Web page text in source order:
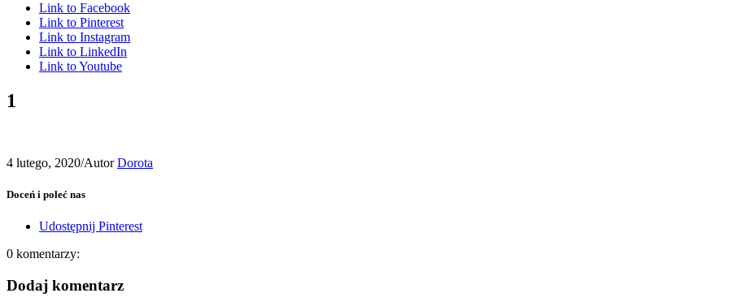
Link to Facebook
Link to Pinterest
Link to Instagram
Link to LinkedIn
Link to Youtube
1
4 lutego, 2020/AutorDorota
Doceń i poleć nas
Udostępnij Pinterest
0 komentarzy:
Dodaj komentarz